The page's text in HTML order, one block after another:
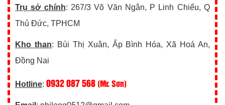
Trụ sở chính: 267/3 Võ Văn Ngân, P Linh Chiểu, Q
Thủ Đức, TPHCM
Kho than: Bùi Thị Xuân, Ấp Bình Hóa, Xã Hoá An,
Đồng Nai
Hotline: 0932 087 568 (Mr. Sơn)